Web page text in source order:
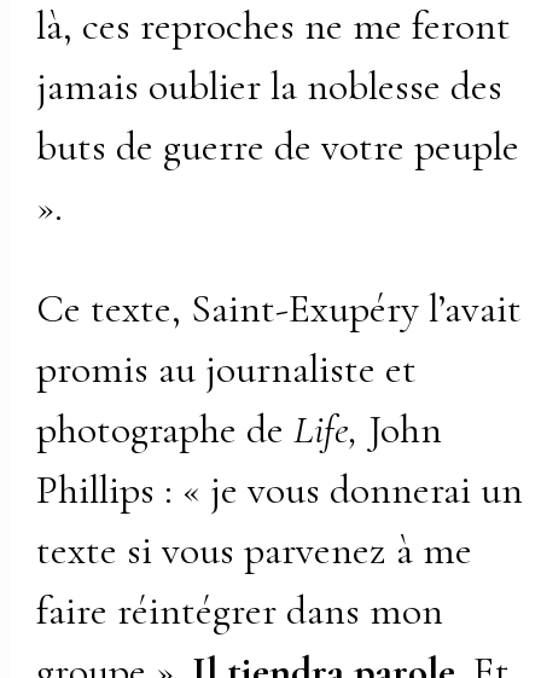
là, ces reproches ne me feront
jamais oublier la noblesse des
buts de guerre de votre peuple
».
Ce texte, Saint-Exupéry l’avait
promis au journaliste et
photographe deLife, John
Phillips : « je vous donnerai un
texte si vous parvenez à me
faire réintégrer dans mon